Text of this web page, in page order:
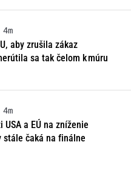
4m
aby zrušila zákaz
sa tak čelom k múru
4m
a EÚ na zníženie
čaká na finálne